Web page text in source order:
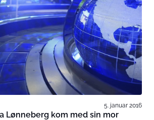
5. januar 2016
Lønneberg kom med sin mor